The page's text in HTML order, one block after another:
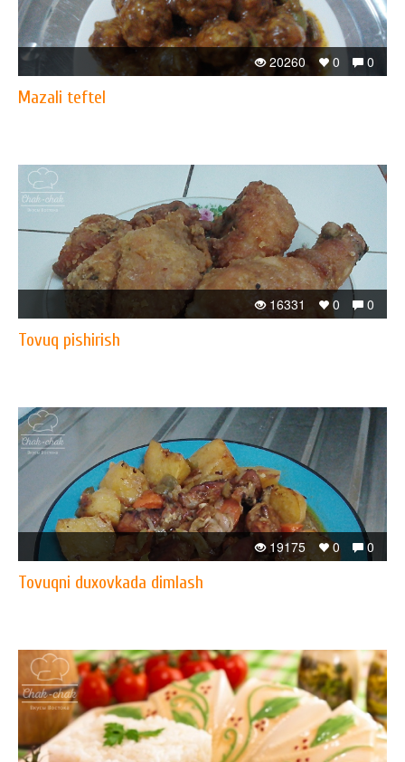
0
0
20260
Mazali teftel
0
0
16331
Tovuq pishirish
0
0
19175
Tovuqni duxovkada dimlash